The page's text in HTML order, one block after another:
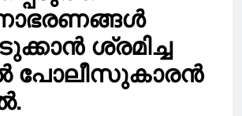
ശ്രമിച്ച
പോലീസുകാരൻ